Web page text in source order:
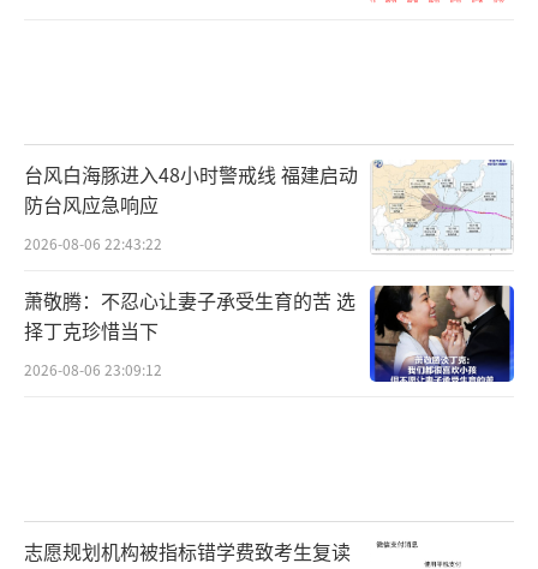
台风白海豚进入48小时警戒线 福建启动
防台风应急响应
2026-08-06 22:43:22
萧敬腾：不忍心让妻子承受生育的苦 选
择丁克珍惜当下
2026-08-06 23:09:12
志愿规划机构被指标错学费致考生复读